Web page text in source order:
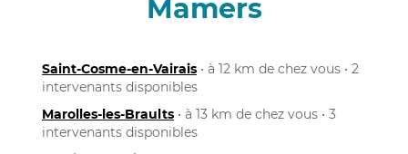
Mamers
Saint-Cosme-en-Vairais • à 12 km de chez vous • 2
intervenants disponibles
Marolles-les-Braults • à 13 km de chez vous • 3
intervenants disponibles